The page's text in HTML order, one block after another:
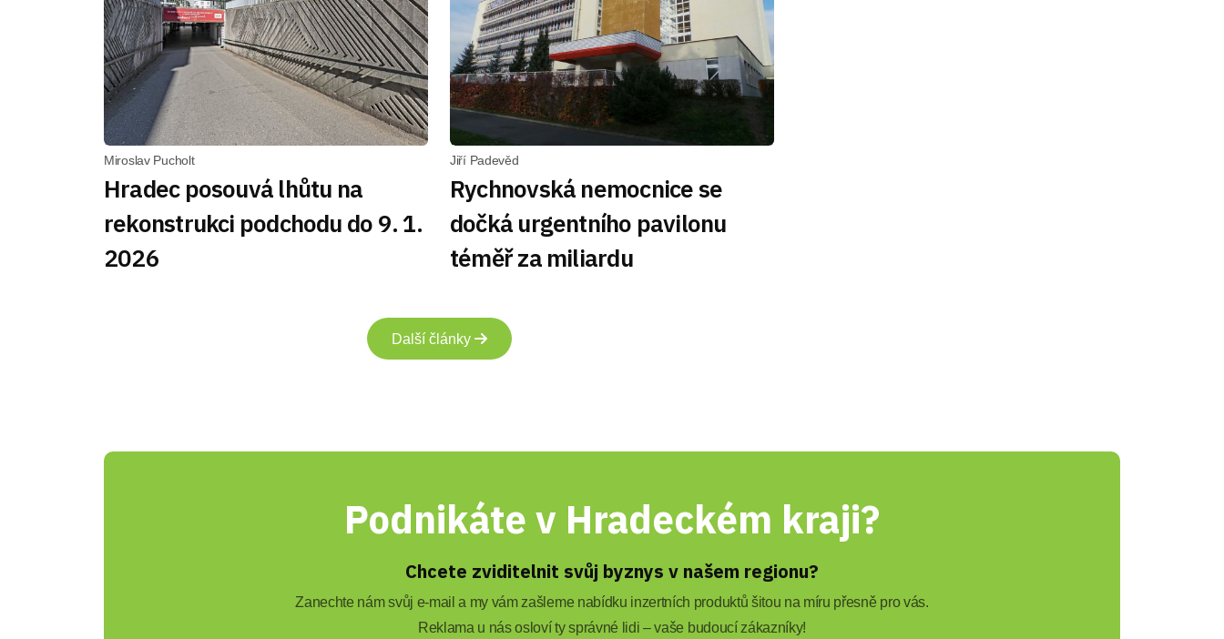
Miroslav Pucholt
Hradec posouvá lhůtu na
rekonstrukci podchodu do 9. 1.
2026
Jiří Padevěd
Rychnovská nemocnice se
dočká urgentního pavilonu
téměř za miliardu
Další články
Podnikáte v Hradeckém kraji?
Chcete zviditelnit svůj byznys v našem regionu?
Zanechte nám svůj e-mail a my vám zašleme nabídku inzertních produktů šitou na míru přesně pro vás.
Reklama u nás osloví ty správné lidi – vaše budoucí zákazníky!